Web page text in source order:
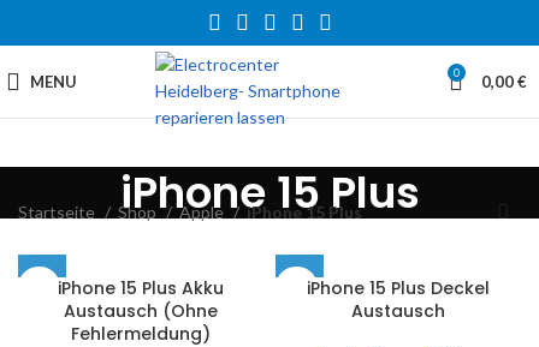
MENU 0 0,00€
iPhone 15 Plus
Startseite Shop Apple iPhone 15 Plus
iPhone 15 Plus Akku
Austausch (Ohne
Fehlermeldung)
iPhone 15 Plus Deckel
Austausch